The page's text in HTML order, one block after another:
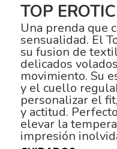
TOP EROTIC
Una prenda que
sensualidad. El
su fusion de
delicados
movimiento. Su
y el cuello
personalizar el
y actitud.
elevar la
impresión